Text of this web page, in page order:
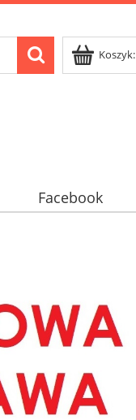
Koszyk:
Facebook